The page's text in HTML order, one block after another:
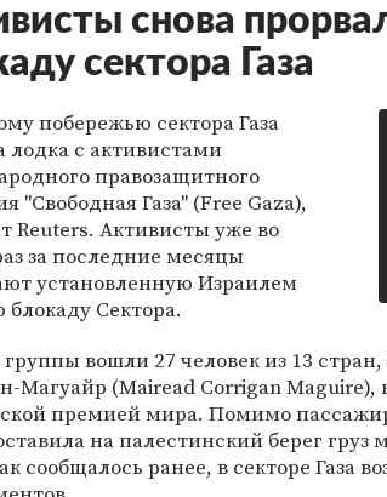
снова
сектора Газа
побережью сектора Газа
лодка с активистами
правозащитного
"Свободная Газа" (Free Gaza),
Reuters. Активисты уже во
за последние месяцы
установленную Израилем
Сектора.
группы вошли 27 человек из 13
Магуайр (Mairead Corrigan Maguire),
премией мира. Помимо
на палестинский берег
сообщалось ранее, в секторе Газа